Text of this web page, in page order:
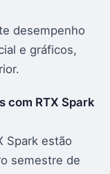
desempenho
e gráficos,
com RTX Spark
Spark estão
semestre de